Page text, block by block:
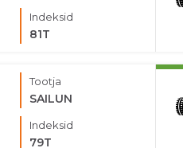
Indeksid
81T
Tootja
SAILUN
Indeksid
79T